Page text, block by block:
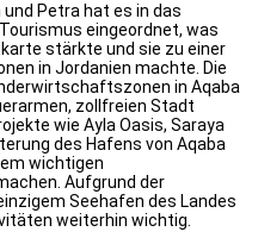
Petra hat es in das
eingeordnet, was
stärkte und sie zu einer
in Jordanien machte. Die
in Aqaba
zollfreien Stadt
wie Ayla Oasis, Saraya
des Hafens von Aqaba
wichtigen
Aufgrund der
Seehafen des Landes
weiterhin wichtig.